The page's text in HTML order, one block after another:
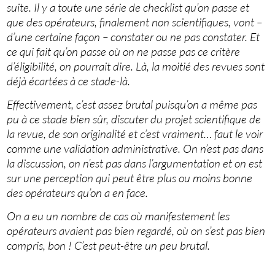
suite. Il y a toute une série de checklist qu’on passe et
que des opérateurs, finalement non scientifiques, vont –
d’une certaine façon – constater ou ne pas constater. Et
ce qui fait qu’on passe où on ne passe pas ce critère
d’éligibilité, on pourrait dire. Là, la moitié des revues sont
déjà écartées à ce stade-là.
Effectivement, c’est assez brutal puisqu’on a même pas
pu à ce stade bien sûr, discuter du projet scientifique de
la revue, de son originalité et c’est vraiment… faut le voir
comme une validation administrative. On n’est pas dans
la discussion, on n’est pas dans l’argumentation et on est
sur une perception qui peut être plus ou moins bonne
des opérateurs qu’on a en face.
On a eu un nombre de cas où manifestement les
opérateurs avaient pas bien regardé, où on s’est pas bien
compris, bon ! C’est peut-être un peu brutal.